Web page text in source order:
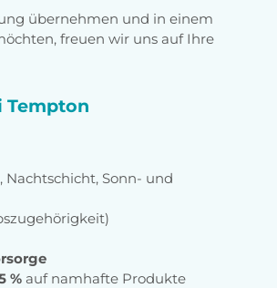
übernehmen und in einem
freuen wir uns auf Ihre
Tempton
Sonn- und
% auf namhafte Produkte